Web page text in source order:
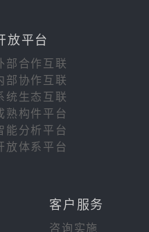
放平台
部合作互联
部协作互联
统生态互联
熟构件平台
能分析平台
放体系平台
客户服务
咨询实施